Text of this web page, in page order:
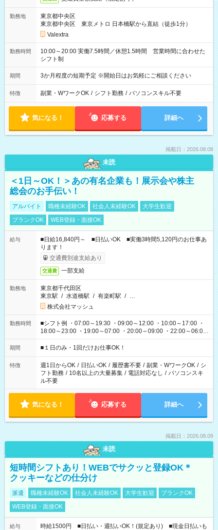
勤務地
東京都中央区
東京都中央区 東京メトロ 日本橋駅から直結（徒歩1分）
Valextra
勤務時間
10:00～20:00 実働7.5時間／休憩1.5時間 営業時間に合わせた
シフト制
期間 3か月程度の短期予定 ※開始日はお気軽にご相談ください
特徴 副業・WワークOK / シフト勤務 / パソコンスキル不要
気になる！ 応募する 詳細へ
掲載日：2026.08.08
未読
＜1日～OK！＞あの有名企業も！展示会や株主
総会のお手伝い！
アルバイト 職種未経験OK 社会人未経験OK
大学生歓迎
ブランクOK
WEB登録・面接OK
給与
■日給16,840円～ ■日払いOK ■実働3時間5,120円のお仕事あ
ります！
交通費別途支給あり
交通費 一部支給
勤務地
東京都千代田区
東京駅 / 水道橋駅 / 有楽町駅 / …
株式会社マッシュ
勤務時間
■シフト例 ・07:00～19:30 ・09:00～12:00 ・10:00～17:00 ・
18:00～23:00 ・19:00～07:00 ・20:00～09:00 ・22:00～06:00
etc ★最短で3時間で5,120円のお仕事から 15時間で2万円近く稼
げるお仕事も！ ご希望のお時間に合わせてご紹介！ ※シフトは
ください！
期間 ■１日のみ・1回だけお仕事OK！
特徴 週1日からOK / 日払いOK / 履歴書不要 / 副業・WワークOK / シ
フト勤務 / 10名以上の大量募集 / 電話対応なし / パソコンスキ
ル不要
気になる！ 応募する 詳細へ
掲載日：2026.08.09
未読
短時間シフトあり！WEBでサクッと登録OK＊
クッキーなどの仕分け
派遣 職種未経験OK 社会人未経験OK 大学生歓迎
ブランクOK
WEB登録・面接OK
給与
時給1500円 ■日払い・週払いOK！(規定あり) ■現金日払いも